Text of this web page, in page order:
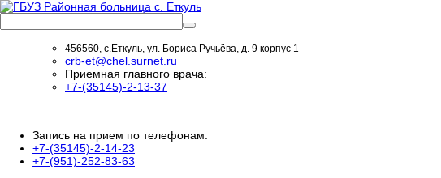
456560, с.Еткуль, ул. Бориса Ручьёва, д. 9 корпус 1
crb-et@chel.surnet.ru
Приемная главного врача:
+7-(35145)-2-13-37
Запись на прием по телефонам:
+7-(35145)-2-14-23
+7-(951)-252-83-63